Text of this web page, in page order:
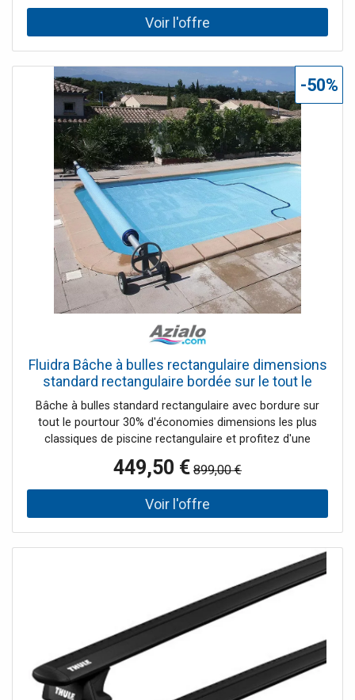
pièce, ce qui permet de gagner beaucoup d'espace.
Souvent, les coins des pièces ne sont pas utilisés de
manière optimale. Grâce à cette armoire, vous pouvez
longue encoche qui est placée verticalement et qui fait
office de loquet, ce qui facilite encore plus l'ouverture et
la fermeture de la porte. Le plan de travail en bois massif
s'adapte parfaitement à la partie supérieure de l'armoire.
Cela donne à l'ensemble un aspect très professionnel et
soigné. Enfin, l'armoire doit être suffisamment lourde pour
être solide, mais pas trop pour que vous ne puissiez pas la
déplacer ou la transporter facilement.
Fluidra Bâche à bulles rectangulaire dimensions
standard rectangulaire bordée sur le tout le
périmètre - 500 microns Sol Guard bleu
translucide - 12,00 x 6,00m
Bâche à bulles standard rectangulaire avec bordure sur
tout le pourtour 30% d'économies dimensions les plus
classiques de piscine rectangulaire et profitez d'une
piscine en été. C'est l'accessoire de base multifonctions
qu'il faut absolumen
449,50 € 899,00 €
-50%